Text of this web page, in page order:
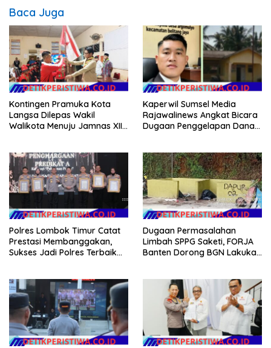
Baca Juga
Kontingen Pramuka Kota
Langsa Dilepas Wakil
Walikota Menuju Jamnas XII
Kaperwil Sumsel Media
Rajawalinews Angkat Bicara
Dugaan Penggelapan Dana
Hilang 3 Bulan Bawa
Anggaran Pembangunan
Polres Lombok Timur Catat
Prestasi Membanggakan,
Sukses Jadi Polres Terbaik
Dugaan Permasalahan
Limbah SPPG Saketi, FORJA
Banten Dorong BGN Lakukan